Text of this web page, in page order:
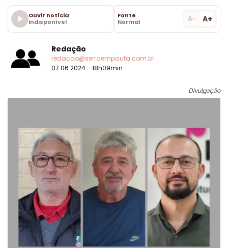
Ouvir notícia
Indisponível
Fonte
Normal
A- A+
Redação
redacao@serraempauta.com.br
07.06.2024 - 18h09min
Divulgação